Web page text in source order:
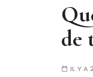
de
IL Y A